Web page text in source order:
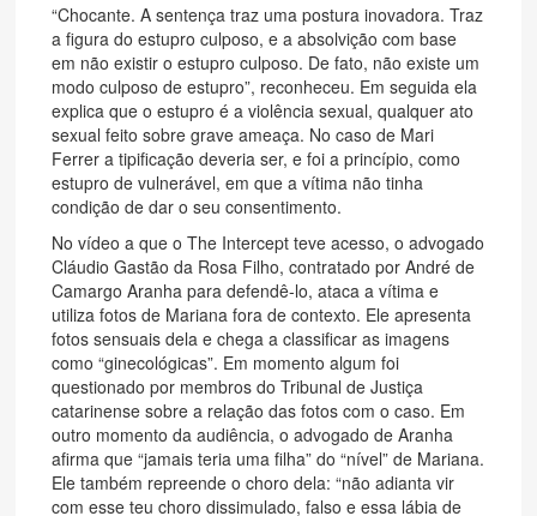
“Chocante. A sentença traz uma postura inovadora. Traz
a figura do estupro culposo, e a absolvição com base
em não existir o estupro culposo. De fato, não existe um
modo culposo de estupro”, reconheceu. Em seguida ela
explica que o estupro é a violência sexual, qualquer ato
sexual feito sobre grave ameaça. No caso de Mari
Ferrer a tipificação deveria ser, e foi a princípio, como
estupro de vulnerável, em que a vítima não tinha
condição de dar o seu consentimento.
No vídeo a que o The Intercept teve acesso, o advogado
Cláudio Gastão da Rosa Filho, contratado por André de
Camargo Aranha para defendê-lo, ataca a vítima e
utiliza fotos de Mariana fora de contexto. Ele apresenta
fotos sensuais dela e chega a classificar as imagens
como “ginecológicas”. Em momento algum foi
questionado por membros do Tribunal de Justiça
catarinense sobre a relação das fotos com o caso. Em
outro momento da audiência, o advogado de Aranha
afirma que “jamais teria uma filha” do “nível” de Mariana.
Ele também repreende o choro dela: “não adianta vir
com esse teu choro dissimulado, falso e essa lábia de